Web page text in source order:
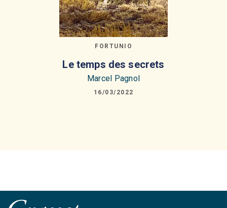
FORTUNIO
Le temps des secrets
Marcel Pagnol
16/03/2022